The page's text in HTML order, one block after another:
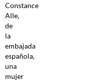
Constance
Alle,
de
la
embajada
española,
una
mujer